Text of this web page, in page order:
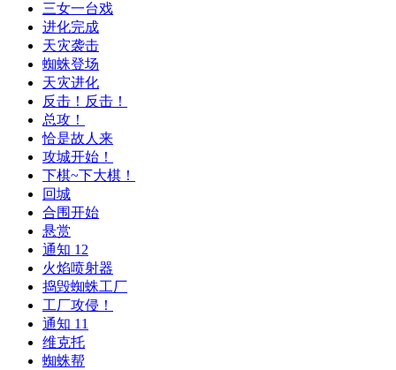
三女一台戏
进化完成
天灾袭击
蜘蛛登场
天灾进化
反击！反击！
总攻！
恰是故人来
攻城开始！
下棋~下大棋！
回城
合围开始
悬赏
通知 12
火焰喷射器
捣毁蜘蛛工厂
工厂攻侵！
通知 11
维克托
蜘蛛帮